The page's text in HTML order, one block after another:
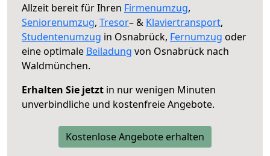
Allzeit bereit für Ihren Firmenumzug,
Seniorenumzug, Tresor– & Klaviertransport,
Studentenumzug in Osnabrück, Fernumzug oder
eine optimale Beiladung von Osnabrück nach
Waldmünchen.
Erhalten Sie jetzt in nur wenigen Minuten
unverbindliche und kostenfreie Angebote.
Kostenlose Angebote erhalten